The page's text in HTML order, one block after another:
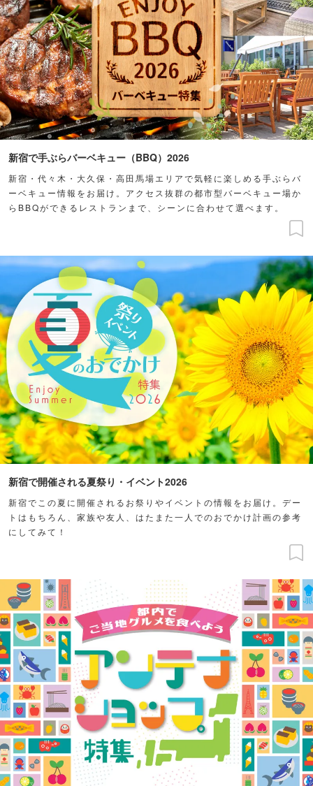
新宿で手ぶらバーベキュー（BBQ）2026
新宿・代々木・大久保・高田馬場エリアで気軽に楽しめる手ぶらバ
ーベキュー情報をお届け。アクセス抜群の都市型バーベキュー場か
らBBQができるレストランまで、シーンに合わせて選べます。
新宿で開催される夏祭り・イベント2026
新宿でこの夏に開催されるお祭りやイベントの情報をお届け。デー
トはもちろん、家族や友人、はたまた一人でのおでかけ計画の参考
にしてみて！